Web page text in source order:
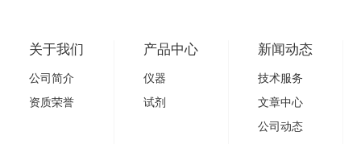
关于我们
公司简介
资质荣誉
产品中心
仪器
试剂
新闻动态
技术服务
文章中心
公司动态